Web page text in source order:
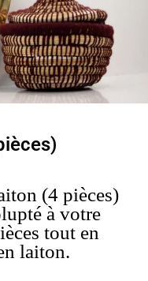
(4 pièces)
à votre
tout en
laiton.